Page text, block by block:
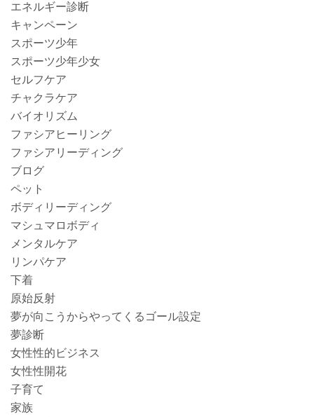
エネルギー診断
キャンペーン
スポーツ少年
スポーツ少年少女
セルフケア
チャクラケア
バイオリズム
ファシアヒーリング
ファシアリーディング
ブログ
ペット
ボディリーディング
マシュマロボディ
メンタルケア
リンパケア
下着
原始反射
夢が向こうからやってくるゴール設定
夢診断
女性性的ビジネス
女性性開花
子育て
家族